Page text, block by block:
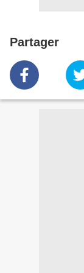
Partager